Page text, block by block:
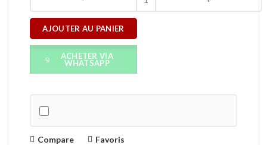
AJOUTER AU PANIER
ACHETER VIA
WHATSAPP
Compare Favoris